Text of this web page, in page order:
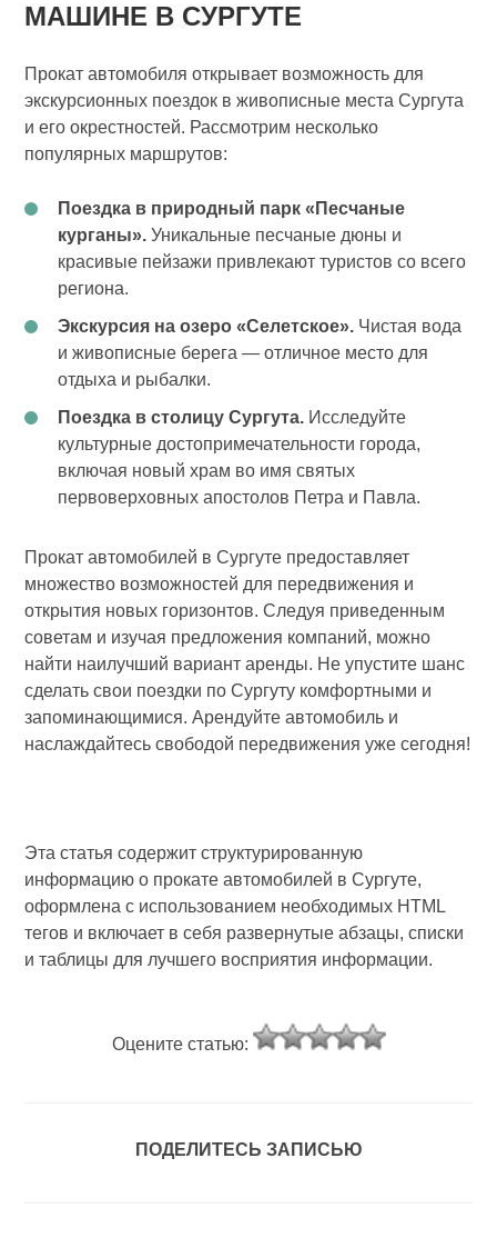
МАШИНЕ В СУРГУТЕ
Прокат автомобиля открывает возможность для
экскурсионных поездок в живописные места Сургута
и его окрестностей. Рассмотрим несколько
популярных маршрутов:
Поездка в природный парк «Песчаные
курганы». Уникальные песчаные дюны и
красивые пейзажи привлекают туристов со всего
региона.
Экскурсия на озеро «Селетское». Чистая вода
и живописные берега — отличное место для
отдыха и рыбалки.
Поездка в столицу Сургута. Исследуйте
культурные достопримечательности города,
включая новый храм во имя святых
первоверховных апостолов Петра и Павла.
Прокат автомобилей в Сургуте предоставляет
множество возможностей для передвижения и
открытия новых горизонтов. Следуя приведенным
советам и изучая предложения компаний, можно
найти наилучший вариант аренды. Не упустите шанс
сделать свои поездки по Сургуту комфортными и
запоминающимися. Арендуйте автомобиль и
наслаждайтесь свободой передвижения уже сегодня!
Эта статья содержит структурированную
информацию о прокате автомобилей в Сургуте,
оформлена с использованием необходимых HTML
тегов и включает в себя развернутые абзацы, списки
и таблицы для лучшего восприятия информации.
Оцените статью:
ПОДЕЛИТЕСЬ ЗАПИСЬЮ